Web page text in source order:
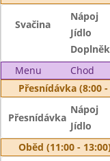
Svačina
Nápoj
Jídlo
Doplněk
Menu
Chod
Přesnídávka (8:00 -
Přesnídávka
Nápoj
Jídlo
Oběd (11:00 -